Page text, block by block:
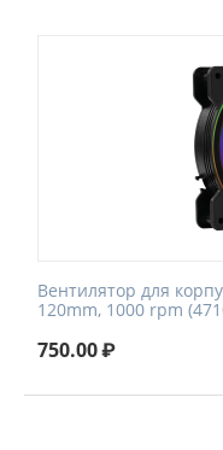
Вентилятор для
120mm, 1000 rpm
750.00₽